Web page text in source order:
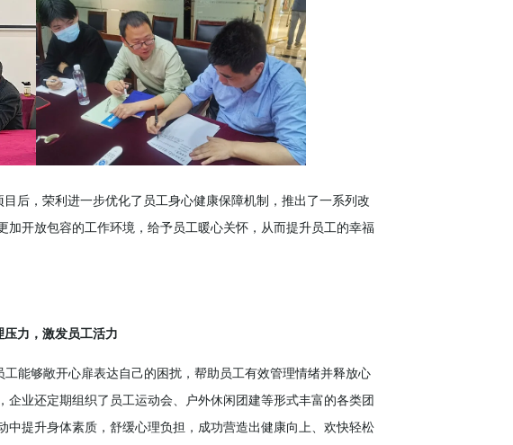
后，荣利进一步优化了员工身心健康保障机制，推出了一系列改
开放包容的工作环境，给予员工暖心关怀，从而提升员工的幸福
压力，激发员工活力
能够敞开心扉表达自己的困扰，帮助员工有效管理情绪并释放心
业还定期组织了员工运动会、户外休闲团建等形式丰富的各类团
提升身体素质，舒缓心理负担，成功营造出健康向上、欢快轻松